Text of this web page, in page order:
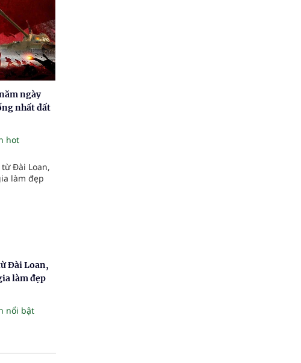
ngày
nhất đất
hot
Đài Loan,
làm đẹp
nổi bật